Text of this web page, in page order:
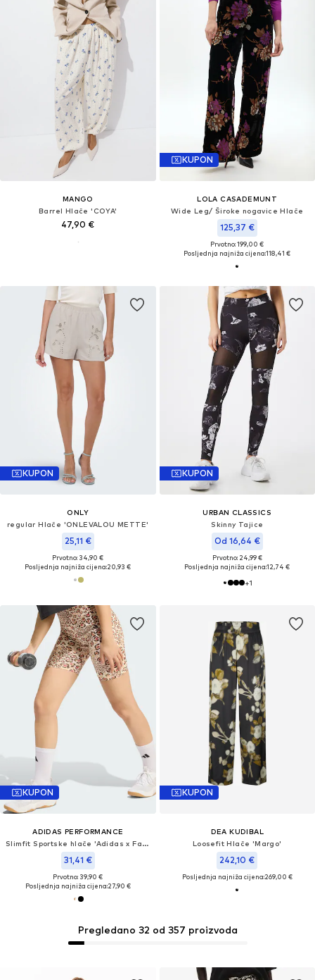
MANGO
Barrel Hlače 'COYA'
47,90 €
KUPON
LOLA CASADEMUNT
Wide Leg/ Široke nogavice Hlače
125,37 €
Prvotno: 199,00 €
Posljednja najniža cijena:118,41 €
KUPON
ONLY
regular Hlače 'ONLEVALOU METTE'
25,11 €
Prvotno: 34,90 €
Posljednja najniža cijena:20,93 €
KUPON
URBAN CLASSICS
Skinny Tajice
Od 16,64 €
Prvotno: 24,99 €
Posljednja najniža cijena:12,74 €
+1
KUPON
ADIDAS PERFORMANCE
Slimfit Sportske hlače 'Adidas x Farm Rio'
31,41 €
Prvotno: 39,90 €
Posljednja najniža cijena:27,90 €
KUPON
DEA KUDIBAL
Loosefit Hlače 'Margo'
242,10 €
Posljednja najniža cijena:269,00 €
Pregledano 32 od 357 proizvoda